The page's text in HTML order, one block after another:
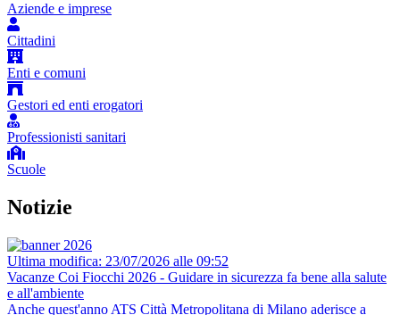
Aziende e imprese
Cittadini
Enti e comuni
Gestori ed enti erogatori
Professionisti sanitari
Scuole
Notizie
Ultima modifica: 23/07/2026 alle 09:52
Vacanze Coi Fiocchi 2026 - Guidare in sicurezza fa bene alla salute
e all'ambiente
Anche quest'anno ATS Città Metropolitana di Milano aderisce a